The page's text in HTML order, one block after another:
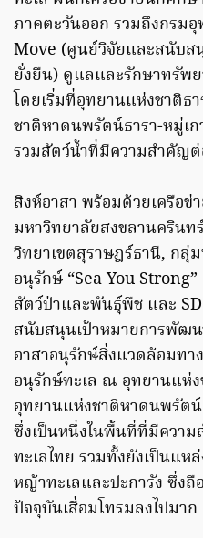
ภาคตะวันออก รวมถึงกรม
Move (ศูนย์วิจัยและสนับส
ยั่งยืน) ดูแลและรักษาทรัพ
โดยเริ่มที่อุทยานแห่งชาติ
ชาติหาดนพรัตน์ธารา-หมู่เ
รวมสัตว์น้ำที่มีความสำคัญต่
สิงห์อาสา พร้อมด้วยเครือ
มหาวิทยาลัยสงขลานครินท
วิทยาเขตสุราษฎร์ธานี, กลุ่
อนุรักษ์ “Sea You
สัตว์ป่าและพันธุ์พืช และ
สนับสนุนเป้าหมายการพัฒน
อาสาอนุรักษ์สิ่งแวดล้อมทา
อนุรักษ์ทะเล ณ อุทยานแห่
อุทยานแห่งชาติหาดนพรัต
ซึ่งเป็นหนึ่งในพื้นที่ที่มีควา
ทะเลไทย รวมทั้งยังเป็นแ
หญ้าทะเลและปะการัง ซึ่งถื
ปัจจุบันเสื่อมโทรมลงไปมาก